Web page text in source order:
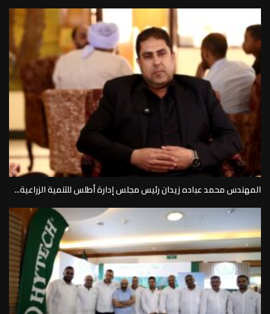
المهندس محمد عباده زيدان رئيس مجلس إدارة أطلس للتنمية الزراعية...